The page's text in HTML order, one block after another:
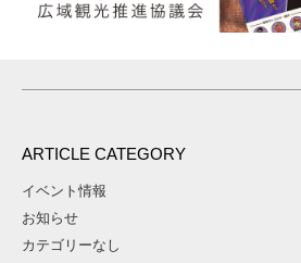
ARTICLE CATEGORY
イベント情報
お知らせ
カテゴリーなし